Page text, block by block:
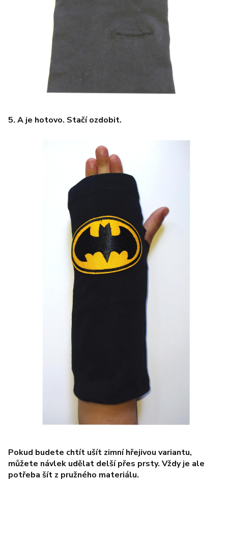
5. A je hotovo. Stačí ozdobit.
Pokud budete chtít ušít zimní hřejivou variantu,
můžete návlek udělat delší přes prsty. Vždy je ale
potřeba šít z pružného materiálu.